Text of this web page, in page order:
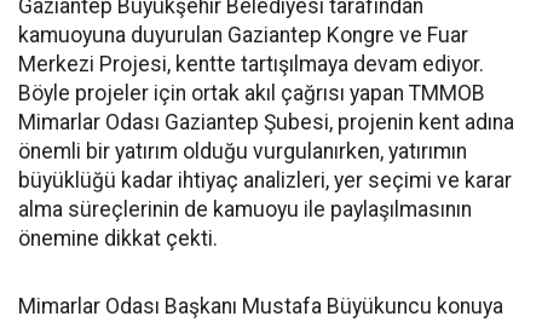
Gaziantep Büyükşehir Belediyesi tarafından
kamuoyuna duyurulan Gaziantep Kongre ve Fuar
Merkezi Projesi, kentte tartışılmaya devam ediyor.
Böyle projeler için ortak akıl çağrısı yapan TMMOB
Mimarlar Odası Gaziantep Şubesi, projenin kent adına
önemli bir yatırım olduğu vurgulanırken, yatırımın
büyüklüğü kadar ihtiyaç analizleri, yer seçimi ve karar
alma süreçlerinin de kamuoyu ile paylaşılmasının
önemine dikkat çekti.
Mimarlar Odası Başkanı Mustafa Büyükuncu konuya